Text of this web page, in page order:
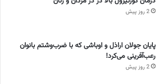
2 روز پیش
پایان جولان اراذل و اوباشی که با ضرب‌وشتم بانوان
رعب‌آفرینی می‌کرد!
2 روز پیش